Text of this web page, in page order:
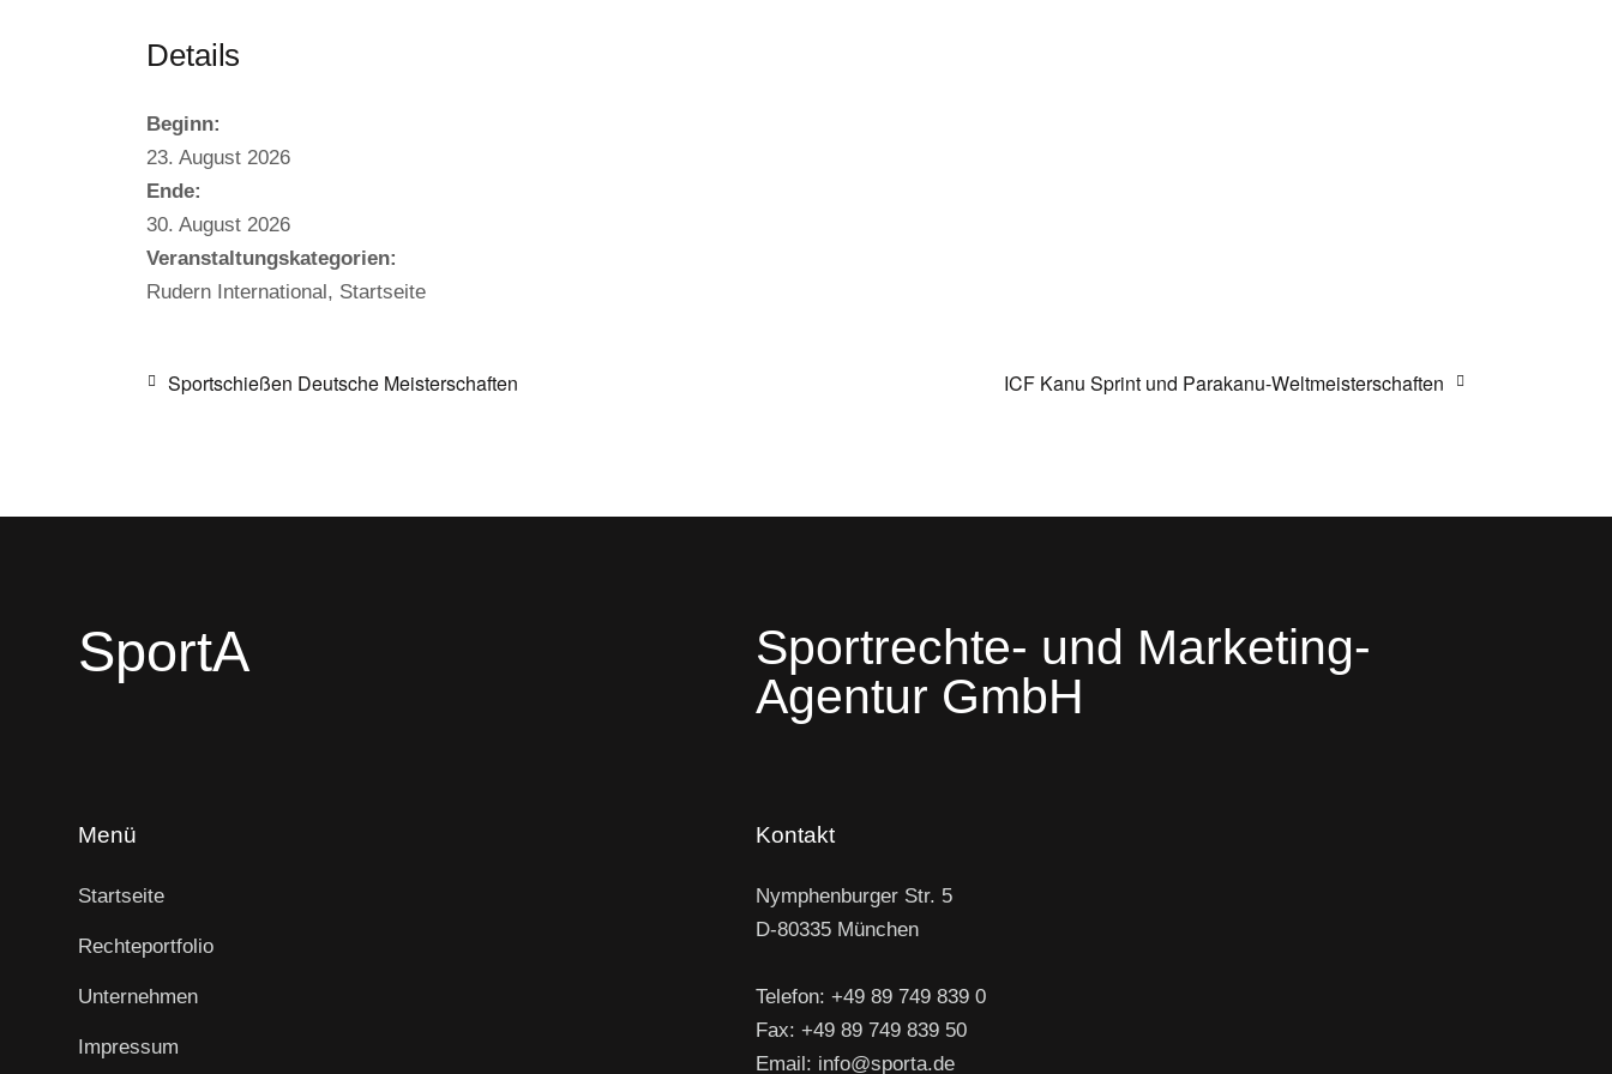
Details
Beginn:
23. August 2026
Ende:
30. August 2026
Veranstaltungskategorien:
Rudern International , Startseite
Sportschießen Deutsche Meisterschaften ICF Kanu Sprint und Parakanu-Weltmeisterschaften
SportA
Sportrechte- und Marketing-
Agentur GmbH
Menü
Startseite
Rechteportfolio
Unternehmen
Impressum
Kontakt
Nymphenburger Str. 5
D-80335 München
Telefon: +49 89 749 839 0
Fax: +49 89 749 839 50
Email: info@sporta.de